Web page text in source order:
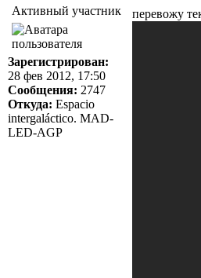
Активный участник
Зарегистрирован:
28 фев 2012, 17:50
Сообщения: 2747
Откуда: Espacio
intergaláctico. MAD-
LED-AGP
перевожу